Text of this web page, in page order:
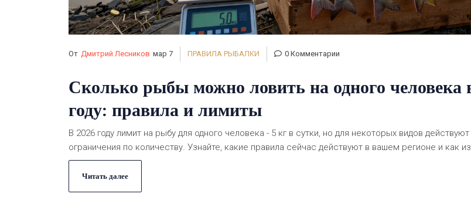
От Дмитрий Лесников мар 7 ПРАВИЛА РЫБАЛКИ 0 Комментарии
Сколько рыбы можно ловить на одного
году: правила и лимиты
В 2026 году лимит на рыбу для одного человека - 5 кг в сутки, но для некоторых видов
ограничения по количеству. Узнайте, какие правила сейчас действуют в вашем регионе и как
Читать далее